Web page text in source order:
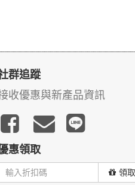
群追蹤
收優惠與新產品資訊
惠領取
領